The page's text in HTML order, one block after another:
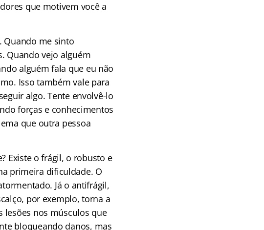
que motivem você a
Quando me sinto
Quando vejo alguém
alguém fala que eu não
Isso também vale para
algo. Tente envolvê-lo
forças e conhecimentos
que outra pessoa
Existe o frágil, o robusto e
primeira dificuldade. O
Já o antifrágil,
por exemplo, torna a
lesões nos músculos que
bloqueando danos, mas